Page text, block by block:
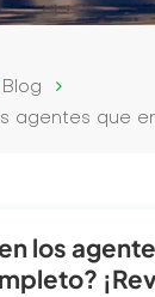
Blog
agentes que
los